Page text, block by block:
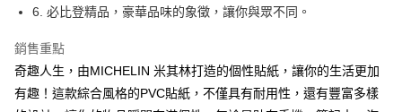
運送方式
全家取貨付款
6. 必比登精品，豪華品味的象徵，讓你與眾不同。
銷售重點
奇趣人生，由MICHELIN 米其林打造的個性貼紙，讓你的生活更加
有趣！這款綜合風格的PVC貼紙，不僅具有耐用性，還有豐富多樣